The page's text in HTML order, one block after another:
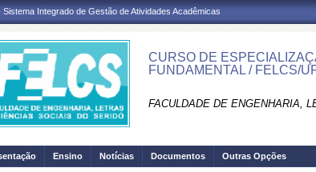
Sistema Integrado de Gestão de Atividades Acadêmicas
CURSO DE
FUNDAMENTAL / FELCS/
FACULDADE DE ENGENHARIA,
Ensino Notícias Documentos Outras Opções